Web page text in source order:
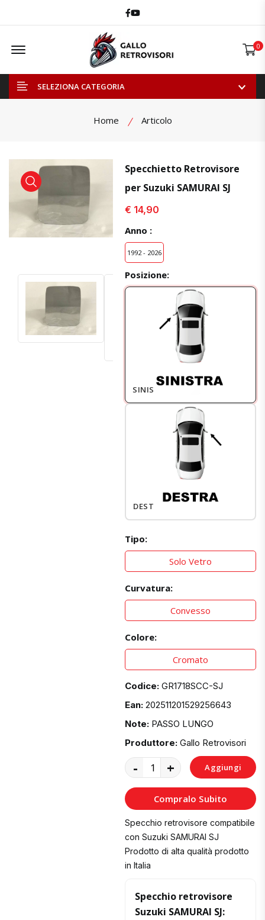
Facebook
Youtube
Offcanvas Menu Open 0
SELEZIONA CATEGORIA
Home Articolo
visualizza prodotto visualizza prodotto
Specchietto Retrovisore
per Suzuki SAMURAI SJ
€ 14,90
Anno :
1992 - 2026
Posizione:
SINISTRO
DESTRO
Tipo:
Solo Vetro
Curvatura:
Convesso
Colore:
Cromato
Codice: GR1718SCC-SJ
Ean: 202511201529256643
Note: PASSO LUNGO
Produttore: Gallo Retrovisori
- + Aggiungi
al
Carrello
Compralo Subito
Specchio retrovisore compatibile
con Suzuki SAMURAI SJ
Prodotto di alta qualità prodotto
in Italia
Specchio retrovisore
Suzuki SAMURAI SJ: